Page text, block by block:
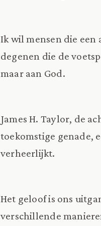
Ik wil mensen die
degenen die de
maar aan God.
James H. Taylor, de
toekomstige genade,
verheerlijkt.
Het geloof is ons
verschillende